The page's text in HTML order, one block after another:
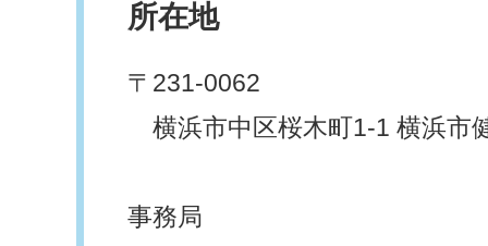
所在地
〒231-0062
横浜市中区桜木町1-1 横浜市
事務局